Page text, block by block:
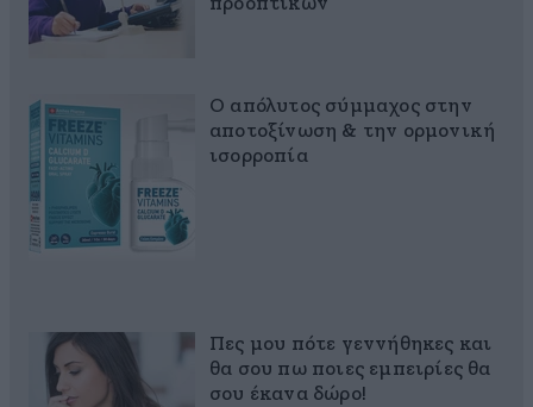
προοπτικών
Ο απόλυτος σύμμαχος στην
αποτοξίνωση & την ορμονική
ισορροπία
Πες μου πότε γεννήθηκες και
θα σου πω ποιες εμπειρίες θα
σου έκανα δώρο!